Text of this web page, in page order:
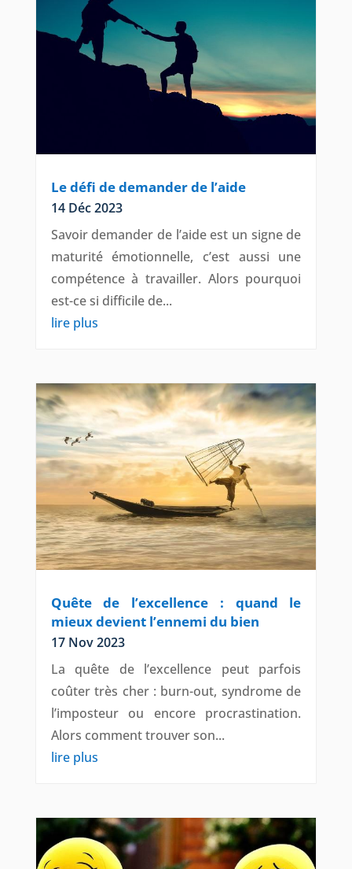
Le défi de demander de l’aide
14 Déc 2023
Savoir demander de l’aide est un signe de
maturité émotionnelle, c’est aussi une
compétence à travailler. Alors pourquoi
est-ce si difficile de...
lire plus
Quête de l’excellence : quand le
mieux devient l’ennemi du bien
17 Nov 2023
La quête de l’excellence peut parfois
coûter très cher : burn-out, syndrome de
l’imposteur ou encore procrastination.
Alors comment trouver son...
lire plus